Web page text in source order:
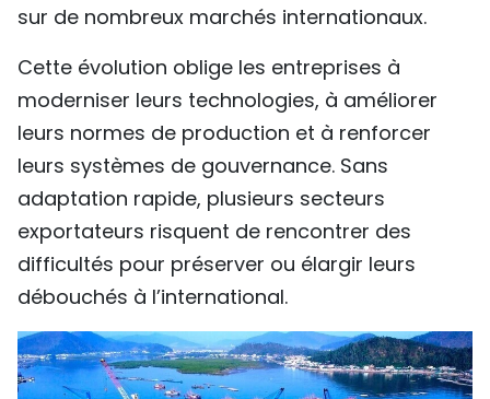
sur de nombreux marchés internationaux.
Cette évolution oblige les entreprises à
moderniser leurs technologies, à améliorer
leurs normes de production et à renforcer
leurs systèmes de gouvernance. Sans
adaptation rapide, plusieurs secteurs
exportateurs risquent de rencontrer des
difficultés pour préserver ou élargir leurs
débouchés à l’international.